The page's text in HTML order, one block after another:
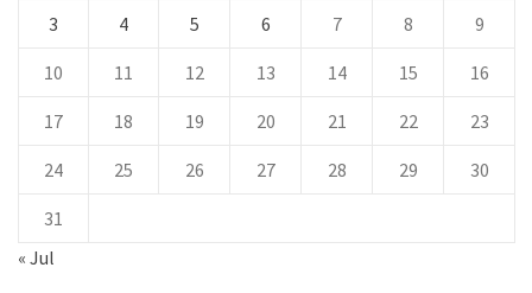
3 4 5 6 7 8 9
10 11 12 13 14 15 16
17 18 19 20 21 22 23
24 25 26 27 28 29 30
31
« Jul